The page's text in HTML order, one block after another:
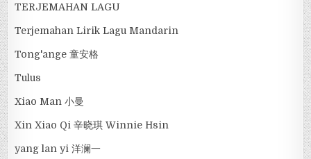
TERJEMAHAN LAGU
Terjemahan Lirik Lagu Mandarin
Tong'ange 童安格
Tulus
Xiao Man 小曼
Xin Xiao Qi 辛晓琪 Winnie Hsin
yang lan yi 洋澜一